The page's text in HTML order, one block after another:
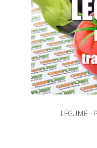
LEGUME –